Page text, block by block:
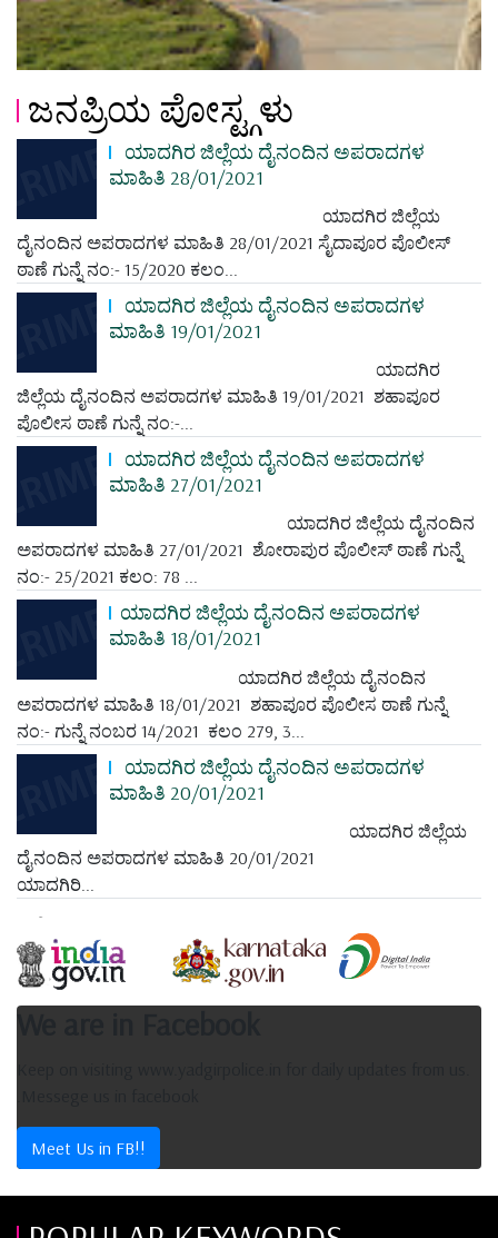
ಜನಪ್ರಿಯ ಪೋಸ್ಟ್ಗಳು
ಯಾದಗಿರ ಜಿಲ್ಲೆಯ ದೈನಂದಿನ ಅಪರಾದಗಳ
ಮಾಹಿತಿ 28/01/2021
ಯಾದಗಿರ ಜಿಲ್ಲೆಯ
ದೈನಂದಿನ ಅಪರಾದಗಳ ಮಾಹಿತಿ 28/01/2021 ಸೈದಾಪೂರ ಪೊಲೀಸ್
ಠಾಣೆ ಗುನ್ನೆ ನಂ:- 15/2020 ಕಲಂ...
ಯಾದಗಿರ ಜಿಲ್ಲೆಯ ದೈನಂದಿನ ಅಪರಾದಗಳ
ಮಾಹಿತಿ 19/01/2021
ಯಾದಗಿರ
ಜಿಲ್ಲೆಯ ದೈನಂದಿನ ಅಪರಾದಗಳ ಮಾಹಿತಿ 19/01/2021 ಶಹಾಪೂರ
ಪೊಲೀಸ ಠಾಣೆ ಗುನ್ನೆ ನಂ:-...
ಯಾದಗಿರ ಜಿಲ್ಲೆಯ ದೈನಂದಿನ ಅಪರಾದಗಳ
ಮಾಹಿತಿ 27/01/2021
ಯಾದಗಿರ ಜಿಲ್ಲೆಯ ದೈನಂದಿನ
ಅಪರಾದಗಳ ಮಾಹಿತಿ 27/01/2021 ಶೋರಾಪುರ ಪೊಲೀಸ್ ಠಾಣೆ ಗುನ್ನೆ
ನಂ:- 25/2021 ಕಲಂ: 78 ...
ಯಾದಗಿರ ಜಿಲ್ಲೆಯ ದೈನಂದಿನ ಅಪರಾದಗಳ
ಮಾಹಿತಿ 18/01/2021
ಯಾದಗಿರ ಜಿಲ್ಲೆಯ ದೈನಂದಿನ
ಅಪರಾದಗಳ ಮಾಹಿತಿ 18/01/2021 ಶಹಾಪೂರ ಪೊಲೀಸ ಠಾಣೆ ಗುನ್ನೆ
ನಂ:- ಗುನ್ನೆ ನಂಬರ 14/2021 ಕಲಂ 279, 3...
ಯಾದಗಿರ ಜಿಲ್ಲೆಯ ದೈನಂದಿನ ಅಪರಾದಗಳ
ಮಾಹಿತಿ 20/01/2021
ಯಾದಗಿರ ಜಿಲ್ಲೆಯ
ದೈನಂದಿನ ಅಪರಾದಗಳ ಮಾಹಿತಿ 20/01/2021
ಯಾದಗಿರಿ...
Meet Us in FB!!